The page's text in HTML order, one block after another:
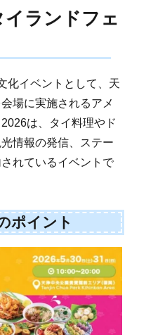
ランドフェ
化イベントとして、天
場に実施されるアメ
は、タイ料理やド
情報の発信、ステー
れているイベントで
ポイント